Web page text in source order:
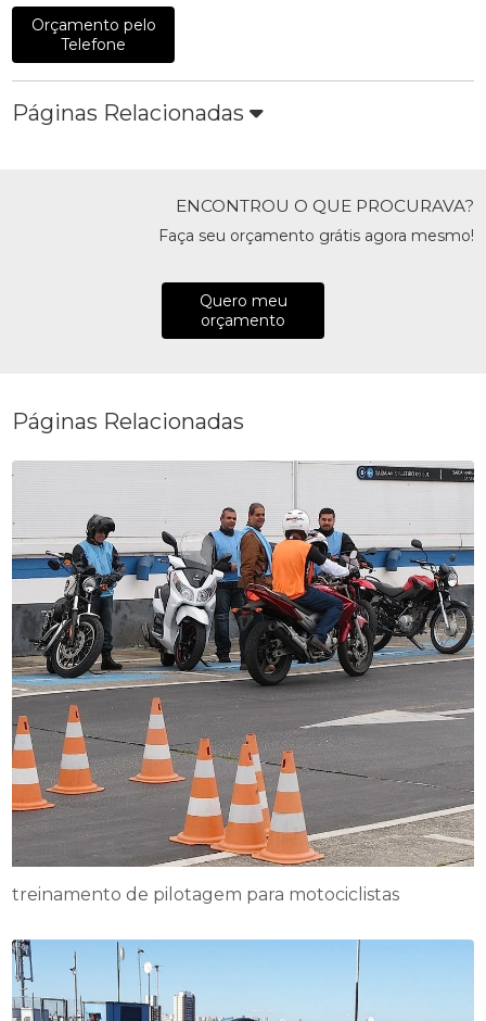
Orçamento pelo
Telefone
Páginas Relacionadas
ENCONTROU O QUE PROCURAVA?
Faça seu orçamento grátis agora mesmo!
Quero meu
orçamento
Páginas Relacionadas
treinamento de pilotagem para motociclistas